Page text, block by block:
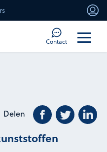
Contact
Delen Deel ditDeel dit